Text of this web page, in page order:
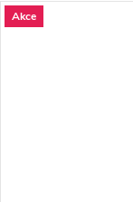
Akce